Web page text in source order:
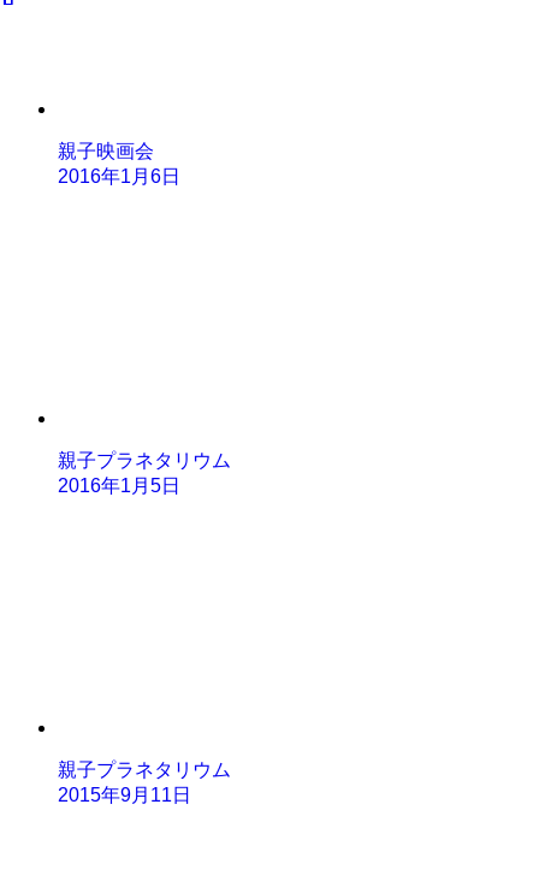
親子映画会
2016年1月6日
親子プラネタリウム
2016年1月5日
親子プラネタリウム
2015年9月11日